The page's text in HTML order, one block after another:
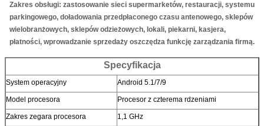
Zakres obsługi: zastosowanie sieci supermarketów, restauracji, systemu
parkingowego, doładowania przedpłaconego czasu antenowego, sklepów
wielobranżowych, sklepów odzieżowych, lokali, piekarni, kasjera,
płatności, wprowadzanie sprzedaży oszczędza funkcję zarządzania firmą.
Specyfikacja
System operacyjny Android 5.1/7/9
Model procesora Procesor z czterema rdzeniami
Zakres zegara procesora 1,1 GHz